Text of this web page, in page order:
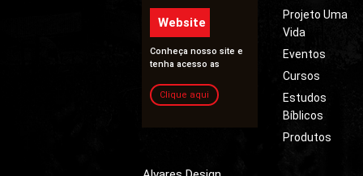
Website
Conheça nosso site e
tenha acesso as
do ministério.
Clique aqui
Projeto Uma
Vida
Eventos
Cursos
Estudos
Bíblicos
Produtos